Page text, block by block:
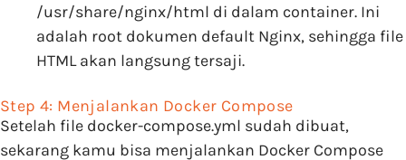
/usr/share/nginx/html di dalam container. Ini
adalah root dokumen default Nginx, sehingga file
HTML akan langsung tersaji.
Step 4: Menjalankan Docker Compose
Setelah file docker-compose.yml sudah dibuat,
sekarang kamu bisa menjalankan Docker Compose